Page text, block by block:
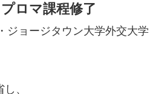
ロマ課程修了
ョージタウン大学外交大学
、